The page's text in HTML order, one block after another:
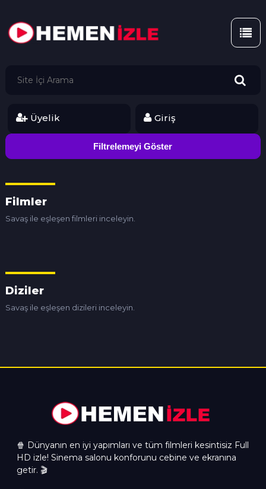
Giriş
Üyelik
Filmler
Savaş ile eşleşen filmleri inceleyin.
Diziler
Savaş ile eşleşen dizileri inceleyin.
🍿 Dünyanın en iyi yapımları ve tüm filmleri kesintisiz Full
HD izle! Sinema salonu konforunu cebine ve ekranına
getir. 🎬